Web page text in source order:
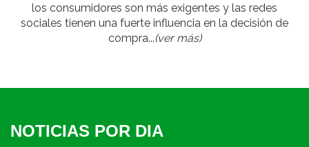
los consumidores son más exigentes y las redes
sociales tienen una fuerte influencia en la decisión de
compra...(ver más)
NOTICIAS POR DIA